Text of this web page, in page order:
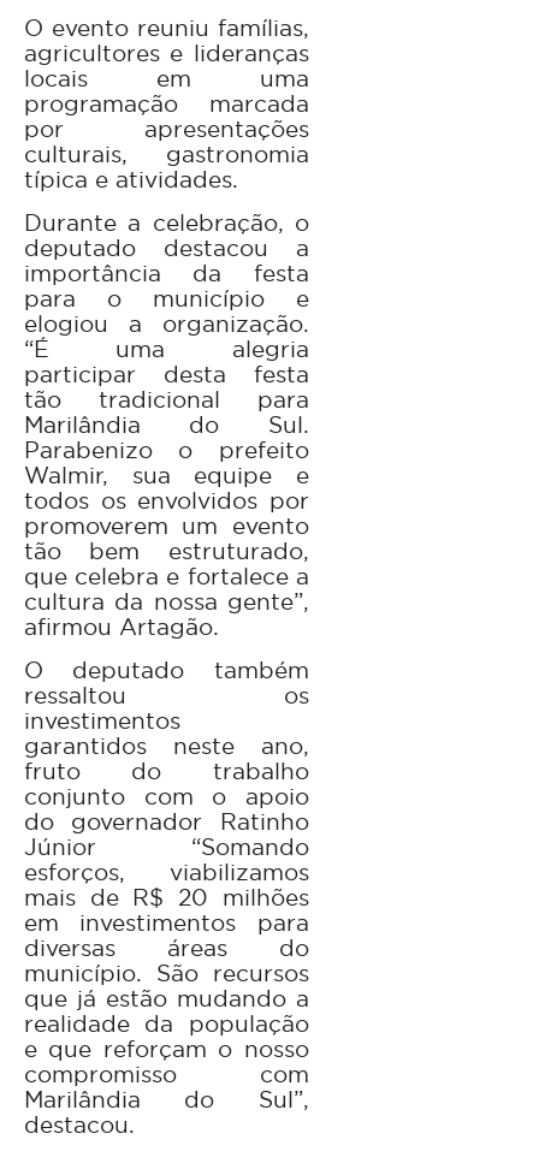
O evento reuniu famílias,
agricultores e lideranças
locais em uma
programação marcada
por apresentações
culturais, gastronomia
típica e atividades.
Durante a celebração, o
deputado destacou a
importância da festa
para o município e
elogiou a organização.
“É uma alegria
participar desta festa
tão tradicional para
Marilândia do Sul.
Parabenizo o prefeito
Walmir, sua equipe e
todos os envolvidos por
promoverem um evento
tão bem estruturado,
que celebra e fortalece a
cultura da nossa gente”,
afirmou Artagão.
O deputado também
ressaltou os
investimentos
garantidos neste ano,
fruto do trabalho
conjunto com o apoio
do governador Ratinho
Júnior “Somando
esforços, viabilizamos
mais de R$ 20 milhões
em investimentos para
diversas áreas do
município. São recursos
que já estão mudando a
realidade da população
e que reforçam o nosso
compromisso com
Marilândia do Sul”,
destacou.